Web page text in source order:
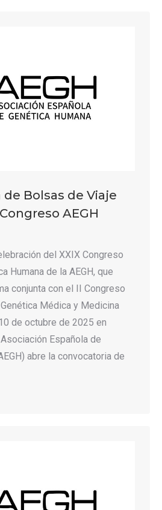
Bolsas de Viaje
AEGH
del XXIX Congreso
Humana de la AEGH, que
conjunta con el II Congreso
Médica y Medicina
de octubre de 2025 en
Española de
abre la convocatoria de